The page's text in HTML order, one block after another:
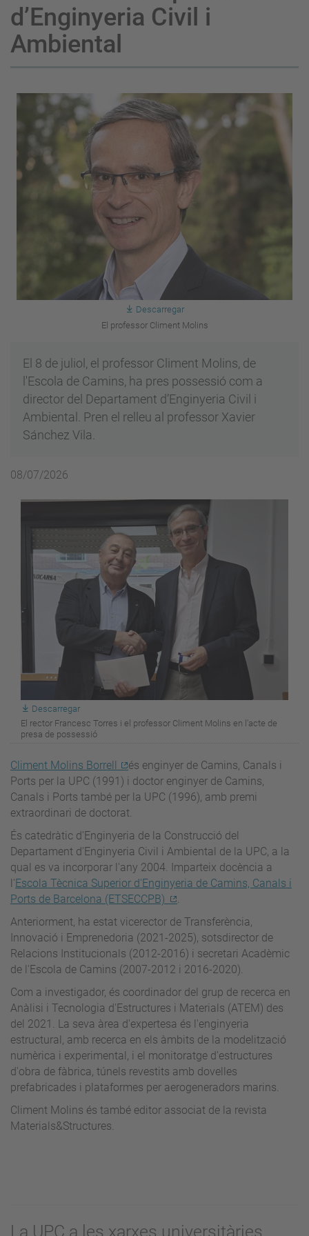
d’Enginyeria Civil i
Ambiental
Descarregar
El professor Climent Molins
El 8 de juliol, el professor Climent Molins, de
l'Escola de Camins, ha pres possessió com a
director del Departament d’Enginyeria Civil i
Ambiental. Pren el relleu al professor Xavier
Sánchez Vila.
08/07/2026
Descarregar
El rector Francesc Torres i el professor Climent Molins en l'acte de
presa de possessió
Climent Molins Borrell
és enginyer de Camins, Canals i
Ports per la UPC (1991) i doctor enginyer de Camins,
Canals i Ports també per la UPC (1996), amb premi
extraordinari de doctorat.
És catedràtic d'Enginyeria de la Construcció del
Departament d'Enginyeria Civil i Ambiental de la UPC, a la
qual es va incorporar l'any 2004. Imparteix docència a
l'Escola Tècnica Superior d'Enginyeria de Camins, Canals i
Ports de Barcelona (ETSECCPB)
.
Anteriorment, ha estat vicerector de Transferència,
Innovació i Emprenedoria (2021-2025), sotsdirector de
Relacions Institucionals (2012-2016) i secretari Acadèmic
de l'Escola de Camins (2007-2012 i 2016-2020).
Com a investigador, és coordinador del grup de recerca en
Anàlisi i Tecnologia d'Estructures i Materials (ATEM) des
del 2021. La seva àrea d'expertesa és l'enginyeria
estructural, amb recerca en els àmbits de la modelització
numèrica i experimental, i el monitoratge d'estructures
d'obra de fàbrica, túnels revestits amb dovelles
prefabricades i plataformes per aerogeneradors marins.
Climent Molins és també editor associat de la revista
Materials&Structures.
La UPC a les xarxes universitàries